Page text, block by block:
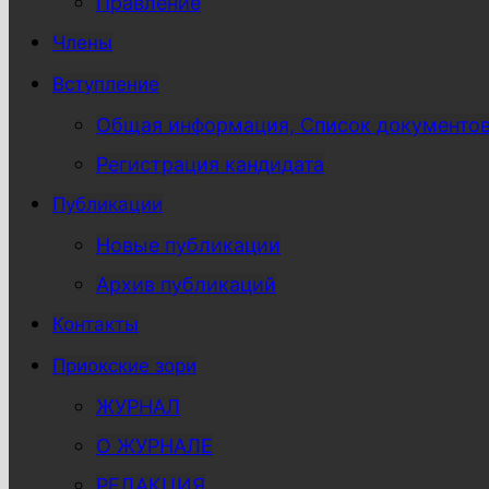
Члены
Вступление
Общая информация, Список
Регистрация кандидата
Публикации
Новые публикации
Архив публикаций
Контакты
Приокские зори
ЖУРНАЛ
О ЖУРНАЛЕ